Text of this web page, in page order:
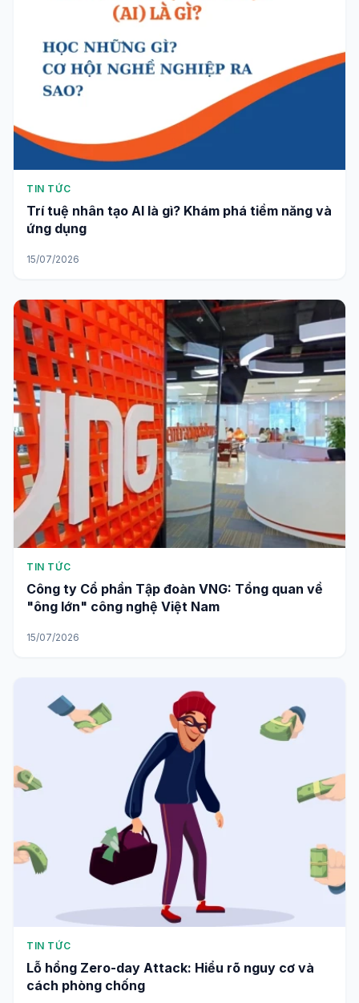
TIN TỨC
Trí tuệ nhân tạo AI là gì? Khám phá tiềm năng và
ứng dụng
15/07/2026
TIN TỨC
Công ty Cổ phần Tập đoàn VNG: Tổng quan về
"ông lớn" công nghệ Việt Nam
15/07/2026
TIN TỨC
Lỗ hổng Zero-day Attack: Hiểu rõ nguy cơ và
cách phòng chống